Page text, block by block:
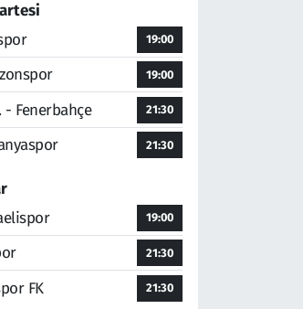
19:00
19:00
- Fenerbahçe 21:30
21:30
19:00
21:30
FK 21:30